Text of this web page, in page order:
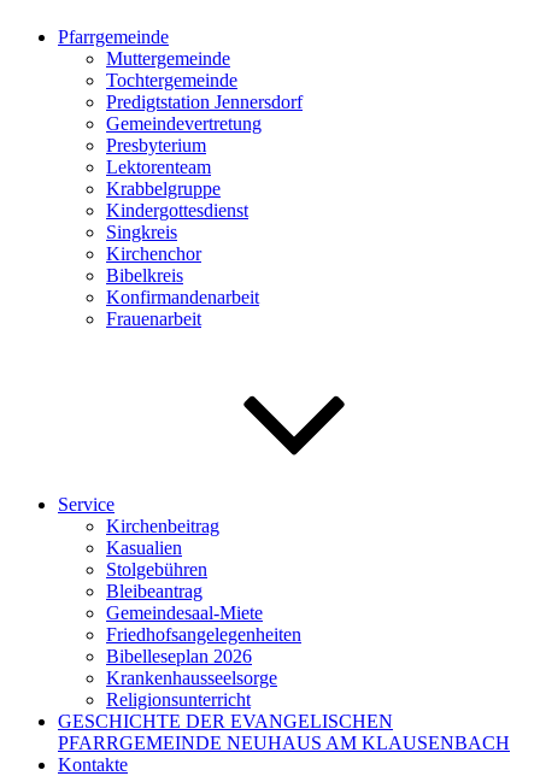
Pfarrgemeinde
Muttergemeinde
Tochtergemeinde
Predigtstation Jennersdorf
Gemeindevertretung
Presbyterium
Lektorenteam
Krabbelgruppe
Kindergottesdienst
Singkreis
Kirchenchor
Bibelkreis
Konfirmandenarbeit
Frauenarbeit
Service
Kirchenbeitrag
Kasualien
Stolgebühren
Bleibeantrag
Gemeindesaal-Miete
Friedhofsangelegenheiten
Bibelleseplan 2026
Krankenhausseelsorge
Religionsunterricht
GESCHICHTE DER EVANGELISCHEN
PFARRGEMEINDE NEUHAUS AM KLAUSENBACH
Kontakte